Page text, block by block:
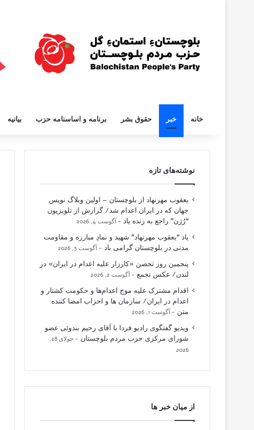
خانه خبر حقوق بشر برنامه و اساسنامه حزب بیانیه
نوشته‌های تازه
یعقوب مهرنهاد از بلوچستان – اولین وبلاگ نویس
جهان که در ایران اعدام شد/ گزارش از تلویزیون
“رُژن” راجع به زنده یاد
آگوست 4, 2026
یاد “یعقوب مهرنهاد” شهید و نمادِ مبارزه و مقاومت
مدنی در بلوچستان گرامی باد
آگوست 3, 2026
پنجمین روز تحصن «کارزار علیه اعدام در ایران» در
لندن/ عکس تجمع
آگوست 2, 2026
اقدام مشترک علیه موج اعدام‌ها و حکومت کشتار و
اعدام در ایران/ سازمان ها و احزاب امضا کننده
متن
آگوست 1, 2026
ویدیو گفتگوی رادیو فردا با آقای رحیم بندوئی عضو
شورای مرکزی حزب مردم بلوچستان
جولای 28,
2026
از میان خبر ها